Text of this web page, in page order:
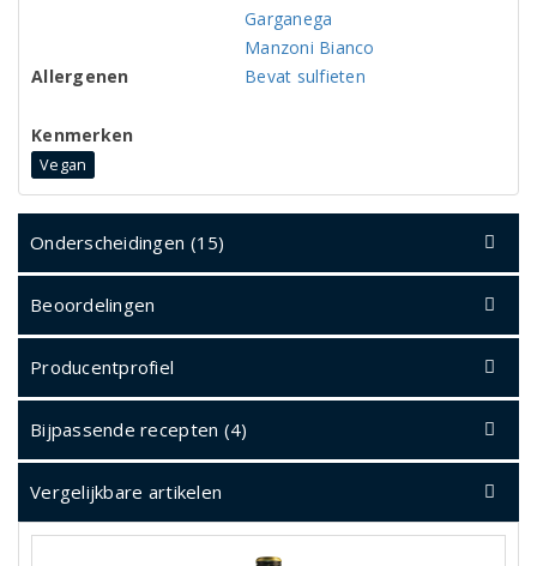
Garganega
Manzoni Bianco
Allergenen
Bevat sulfieten
Kenmerken
Vegan
Onderscheidingen (15)
Beoordelingen
Producentprofiel
Bijpassende recepten (4)
Vergelijkbare artikelen